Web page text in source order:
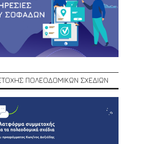
ΠΟΛΕΟΔΟΜΙΚΩΝ ΣΧΕΔΙΩΝ